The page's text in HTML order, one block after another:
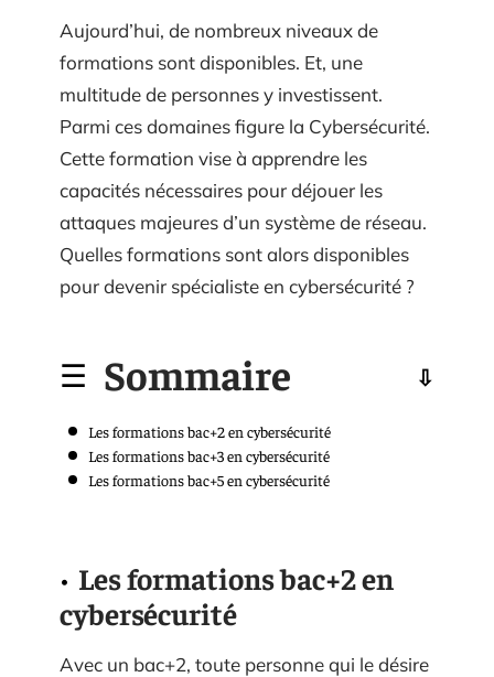
Aujourd’hui, de nombreux niveaux de
formations sont disponibles. Et, une
multitude de personnes y investissent.
Parmi ces domaines figure la Cybersécurité.
Cette formation vise à apprendre les
capacités nécessaires pour déjouer les
attaques majeures d’un système de réseau.
Quelles formations sont alors disponibles
pour devenir spécialiste en cybersécurité ?
Sommaire
Les formations bac+2 en cybersécurité
Les formations bac+3 en cybersécurité
Les formations bac+5 en cybersécurité
Les formations bac+2 en
cybersécurité
Avec un bac+2, toute personne qui le désire